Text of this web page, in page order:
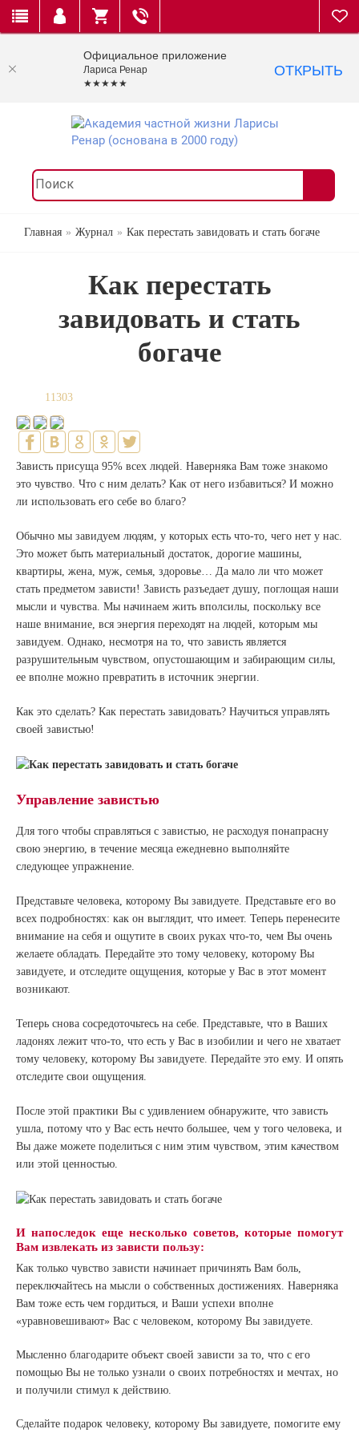
Главная Журнал Как перестать завидовать и стать богаче
Как перестать
завидовать и стать
богаче
11303
Зависть присуща 95% всех людей. Наверняка Вам тоже знакомо
это чувство. Что с ним делать? Как от него избавиться? И можно
ли использовать его себе во благо?
Обычно мы завидуем людям, у которых есть что-то, чего нет у нас.
Это может быть материальный достаток, дорогие машины,
квартиры, жена, муж, семья, здоровье… Да мало ли что может
стать предметом зависти! Зависть разъедает душу, поглощая наши
мысли и чувства. Мы начинаем жить вполсилы, поскольку все
наше внимание, вся энергия переходят на людей, которым мы
завидуем. Однако, несмотря на то, что зависть является
разрушительным чувством, опустошающим и забирающим силы,
ее вполне можно превратить в источник энергии.
Как это сделать? Как перестать завидовать? Научиться управлять
своей завистью!
Управление завистью
Для того чтобы справляться с завистью, не расходуя понапрасну
свою энергию, в течение месяца ежедневно выполняйте
следующее упражнение.
Представьте человека, которому Вы завидуете. Представьте его во
всех подробностях: как он выглядит, что имеет. Теперь перенесите
внимание на себя и ощутите в своих руках что-то, чем Вы очень
желаете обладать. Передайте это тому человеку, которому Вы
завидуете, и отследите ощущения, которые у Вас в этот момент
возникают.
Теперь снова сосредоточьтесь на себе. Представьте, что в Ваших
ладонях лежит что-то, что есть у Вас в изобилии и чего не хватает
тому человеку, которому Вы завидуете. Передайте это ему. И опять
отследите свои ощущения.
После этой практики Вы с удивлением обнаружите, что зависть
ушла, потому что у Вас есть нечто большее, чем у того человека, и
Вы даже можете поделиться с ним этим чувством, этим качеством
или этой ценностью.
И напоследок еще несколько советов, которые помогут
Вам извлекать из зависти пользу:
Как только чувство зависти начинает причинять Вам боль,
переключайтесь на мысли о собственных достижениях. Наверняка
Вам тоже есть чем гордиться, и Ваши успехи вполне
«уравновешивают» Вас с человеком, которому Вы завидуете.
Мысленно благодарите объект своей зависти за то, что с его
помощью Вы не только узнали о своих потребностях и мечтах, но
и получили стимул к действию.
Сделайте подарок человеку, которому Вы завидуете, помогите ему
Официальное приложение
Лариса Ренар
★★★★★
ОТКРЫТЬ